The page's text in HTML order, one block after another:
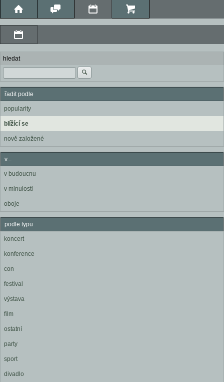
hledat
řadit podle
popularity
blížící se
nově založené
v...
v budoucnu
v minulosti
oboje
podle typu
koncert
konference
con
festival
výstava
film
ostatní
party
sport
divadlo